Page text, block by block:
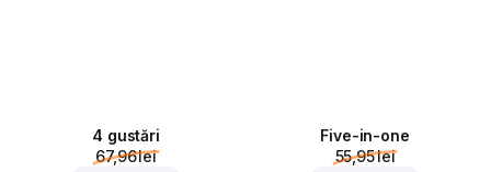
4 gustări
67,96 lei
Five-in-one
55,95 lei